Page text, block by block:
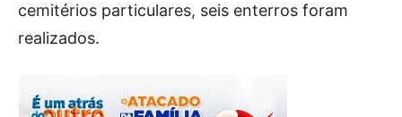
cemitérios particulares, seis enterros foram
realizados.